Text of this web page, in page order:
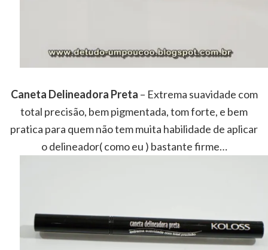
Caneta Delineadora Preta – Extrema suavidade com
total precisão, bem pigmentada, tom forte, e bem
pratica para quem não tem muita habilidade de aplicar
o delineador( como eu ) bastante firme…